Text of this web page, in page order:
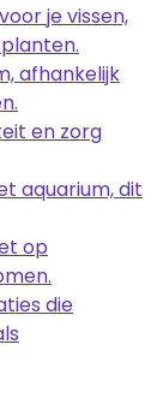
je vissen,
afhankelijk
en zorg
aquarium, dit
op
die